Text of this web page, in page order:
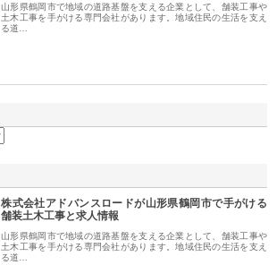
山形県鶴岡市で地域の道路基盤を支える企業として、舗装工事や
土木工事を手がける専門会社があります。地域住民の生活を支え
る道…
株式会社アドバンスロードが山形県鶴岡市で手がける
舗装土木工事と求人情報
山形県鶴岡市で地域の道路基盤を支える企業として、舗装工事や
土木工事を手がける専門会社があります。地域住民の生活を支え
る道…